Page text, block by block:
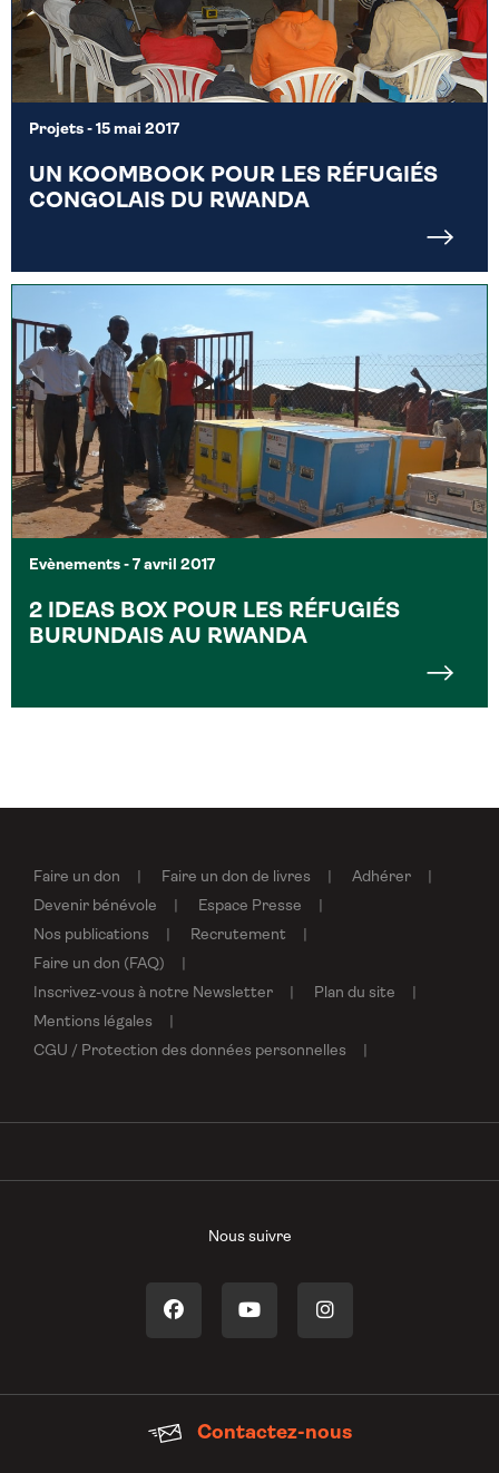
Projets - 15 mai 2017
UN KOOMBOOK POUR LES RÉFUGIÉS
CONGOLAIS DU RWANDA
Evènements - 7 avril 2017
2 IDEAS BOX POUR LES RÉFUGIÉS
BURUNDAIS AU RWANDA
Faire un don Faire un don de livres
Adhérer
Devenir bénévole
Espace Presse
Nos publications
Recrutement
Faire un don (FAQ)
Inscrivez-vous à notre Newsletter
Plan du site
Mentions légales
CGU / Protection des données personnelles
Nous suivre
Contactez-nous